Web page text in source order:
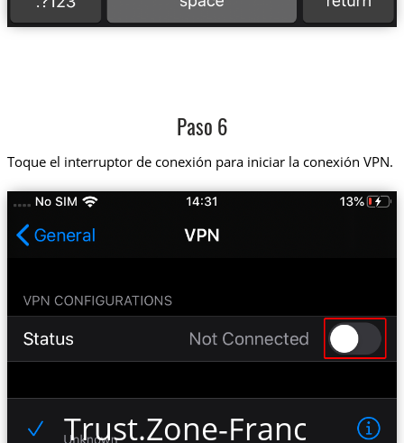
Paso 6
Toque el interruptor de conexión para iniciar la conexión VPN.
Trust.Zone-France-VIP